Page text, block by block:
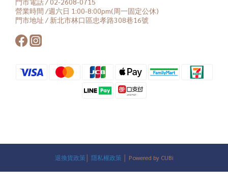
營業時間 /週六日 1:00-8:00pm(周一固定公休)
門市地址 / 新北市林口區忠孝路308巷16號
退換貨政策 隱私權政策 │ Powered by CUBi